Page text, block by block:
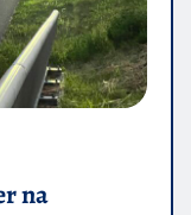
na